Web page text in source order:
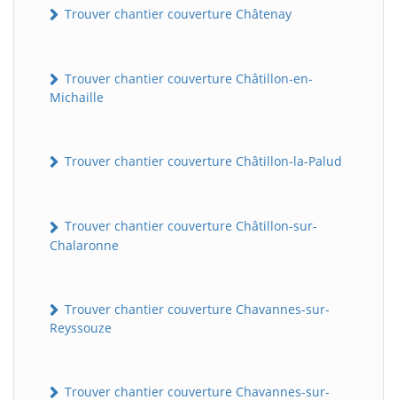
Trouver chantier couverture Châtenay
Trouver chantier couverture Châtillon-en-
Michaille
Trouver chantier couverture Châtillon-la-Palud
Trouver chantier couverture Châtillon-sur-
Chalaronne
Trouver chantier couverture Chavannes-sur-
Reyssouze
Trouver chantier couverture Chavannes-sur-
B Assistant en ligne
BatiWebPro